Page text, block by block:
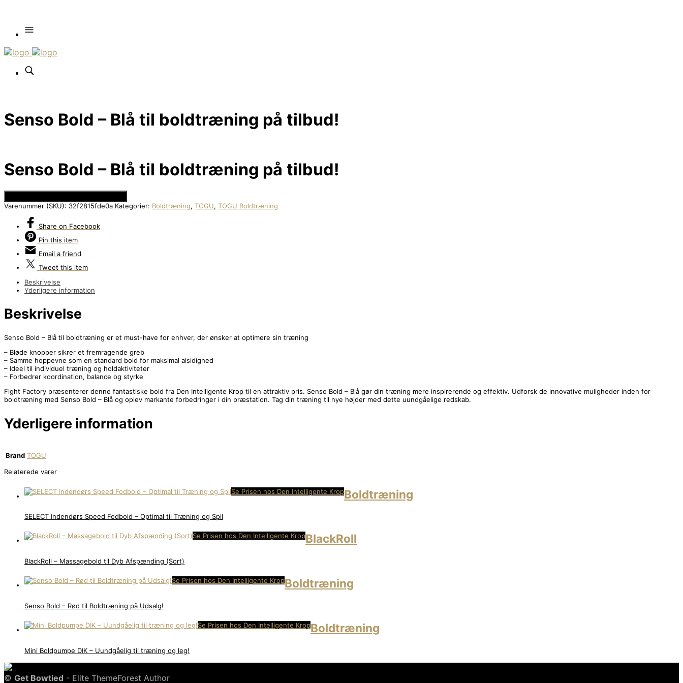
Senso Bold – Blå til boldtræning på tilbud!
Senso Bold – Blå til boldtræning på tilbud!
Varenummer (SKU): 32f2815fde0a Kategorier: Boldtræning, TOGU, TOGU Boldtræning
Share on Facebook
Pin this item
Email a friend
Tweet this item
Beskrivelse
Yderligere information
Beskrivelse
Senso Bold – Blå til boldtræning er et must-have for enhver, der ønsker at optimere sin træning
– Bløde knopper sikrer et fremragende greb
– Samme hoppevne som en standard bold for maksimal alsidighed
– Ideel til individuel træning og holdaktiviteter
– Forbedrer koordination, balance og styrke
Fight Factory præsenterer denne fantastiske bold fra Den Intelligente Krop til en attraktiv pris. Senso Bold – Blå gør din træning mere inspirerende og effektiv. Udforsk de innovative muligheder inden for
boldtræning med Senso Bold – Blå og oplev markante forbedringer i din præstation. Tag din træning til nye højder med dette uundgåelige redskab.
Yderligere information
Brand TOGU
Relaterede varer
Se Prisen hos Den Intelligente KropBoldtræning
SELECT Indendørs Speed Fodbold – Optimal til Træning og Spil
Se Prisen hos Den Intelligente KropBlackRoll
BlackRoll – Massagebold til Dyb Afspænding (Sort)
Se Prisen hos Den Intelligente KropBoldtræning
Senso Bold – Rød til Boldtræning på Udsalg!
Se Prisen hos Den Intelligente KropBoldtræning
Mini Boldpumpe DIK – Uundgåelig til træning og leg!
© Get Bowtied - Elite ThemeForest Author